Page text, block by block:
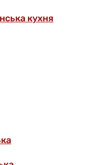
кухня